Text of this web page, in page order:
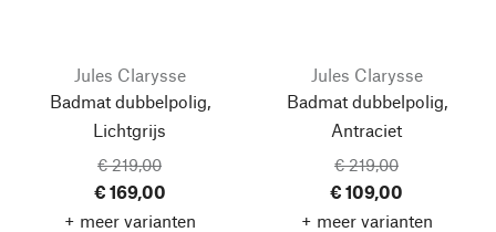
Jules Clarysse
Badmat dubbelpolig,
Lichtgrijs
€ 219,00
€ 169,00
+ meer varianten
Jules Clarysse
Badmat dubbelpolig,
Antraciet
€ 219,00
€ 109,00
+ meer varianten